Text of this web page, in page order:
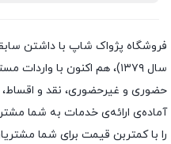
سال ۱۳۷۹)، هم اکنون با
حضوری و غیرحضوری، نقد و
آماده‌ی ارائه‌ی خدمات به شما
را با کمتربن قیمت برای شما